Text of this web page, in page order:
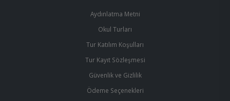
Aydınlatma Metni
Okul Turları
Tur Katılım Koşulları
Tur Kayıt Sözleşmesi
Güvenlik ve Gizlilik
Ödeme Seçenekleri